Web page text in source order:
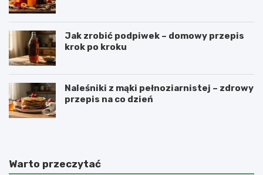
Jak zrobić podpiwek – domowy przepis
krok po kroku
Naleśniki z mąki pełnoziarnistej – zdrowy
przepis na co dzień
Warto przeczytać